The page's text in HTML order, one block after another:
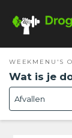
naar
naar
inhoud
naar
sidebar
footer
WEEKMENU'S
Wat is je